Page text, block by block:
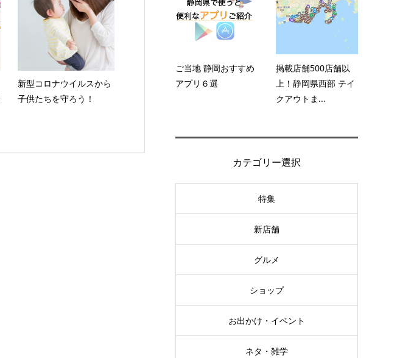
新型コロナウイルスから
子供たちを守ろう！
ご当地 静岡おすすめ
アプリ６選
掲載店舗500店舗以
上！静岡県西部 テイ
クアウトま...
カテゴリー選択
特集
新店舗
グルメ
ショップ
お出かけ・イベント
ネタ・雑学